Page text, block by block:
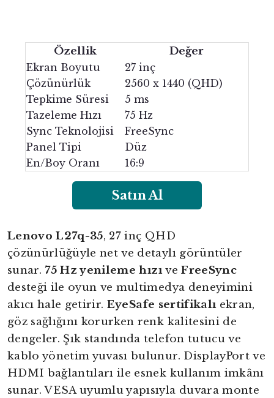
Özellik Değer
Ekran Boyutu
27 inç
Çözünürlük
2560 x 1440 (QHD)
Tepkime Süresi
5 ms
Tazeleme Hızı
75 Hz
Sync Teknolojisi
FreeSync
Panel Tipi
Düz
En/Boy Oranı
16:9
Satın Al
Lenovo L27q-35, 27 inç QHD
çözünürlüğüyle net ve detaylı görüntüler
sunar.75 Hz yenileme hızıveFreeSync
desteği ile oyun ve multimedya deneyimini
akıcı hale getirir. EyeSafe sertifikalıekran,
göz sağlığını korurken renk kalitesini de
dengeler. Şık standında telefon tutucu ve
kablo yönetim yuvası bulunur. DisplayPort ve
HDMI bağlantıları ile esnek kullanım imkânı
sunar. VESA uyumlu yapısıyla duvara monte